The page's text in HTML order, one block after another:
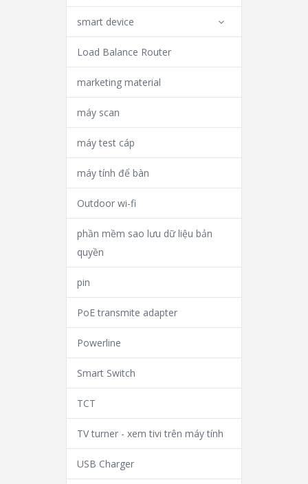
smart device
Load Balance Router
marketing material
máy scan
máy test cáp
máy tính để bàn
Outdoor wi-fi
phần mềm sao lưu dữ liệu bản
quyền
pin
PoE transmite adapter
Powerline
Smart Switch
TCT
TV turner - xem tivi trên máy tính
USB Charger